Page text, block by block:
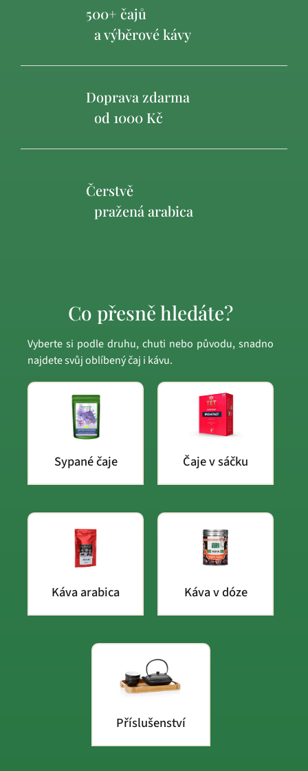
500+ čajů
a výběrové kávy
Doprava zdarma
od 1000 Kč
Čerstvě
pražená arabica
Co přesně hledáte?
Vyberte si podle druhu, chuti nebo původu, snadno
najdete svůj oblíbený čaj i kávu.
Sypané čaje Čaje v sáčku
Káva arabica Káva v dóze
Příslušenství